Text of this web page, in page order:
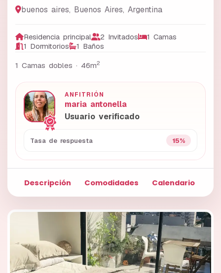
buenos aires, Buenos Aires, Argentina
Residencia principal 2 Invitados
1 Camas
1 Dormitorios
1 Baños
1 Camas dobles · 46m2
ANFITRIÓN
maria antonella
Usuario verificado
Tasa de respuesta 15%
Descripción Comodidades Calendario